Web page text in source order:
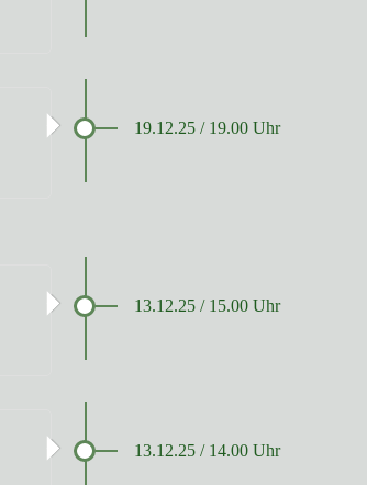
19.12.25 / 19.00 Uhr
13.12.25 / 15.00 Uhr
13.12.25 / 14.00 Uhr